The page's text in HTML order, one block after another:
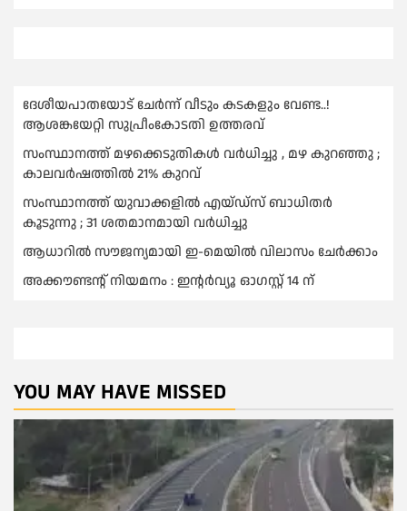
ദേശീയപാതയോട് ചേര്‍ന്ന് വീടും കടകളും വേണ്ട..!
ആശങ്കയേറ്റി സുപ്രീംകോടതി ഉത്തരവ്
സംസ്ഥാനത്ത് മഴക്കെടുതികള്‍ വര്‍ധിച്ചു , മഴ കുറഞ്ഞു ;
കാലവര്‍ഷത്തില്‍ 21% കുറവ്
സംസ്ഥാനത്ത് യുവാക്കളില്‍ എയ്ഡ്സ് ബാധിതര്‍
കൂടുന്നു ; 31 ശതമാനമായി വർധിച്ചു
ആധാറിൽ സൗജന്യമായി ഇ-മെയിൽ വിലാസം ചേർക്കാം
അക്കൗണ്ടന്റ് നിയമനം : ഇൻ്റർവ്യൂ ഓഗസ്റ്റ് 14 ന്
YOU MAY HAVE MISSED